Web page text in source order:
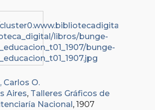
Carlos O.
Aires, Talleres Gráficos de
Nacional , 1907